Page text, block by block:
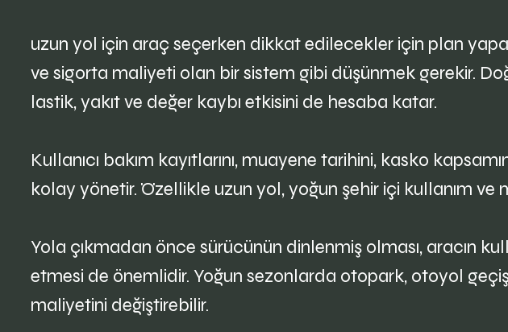
uzun yol için araç seçerken dikkat edilecekler için plan
ve sigorta maliyeti olan bir sistem gibi düşünmek gerekir.
lastik, yakıt ve değer kaybı etkisini de hesaba katar.
Kullanıcı bakım kayıtlarını, muayene tarihini, kasko
kolay yönetir. Özellikle uzun yol, yoğun şehir içi kullanım
Yola çıkmadan önce sürücünün dinlenmiş olması, aracın
etmesi de önemlidir. Yoğun sezonlarda otopark, otoyol
maliyetini değiştirebilir.